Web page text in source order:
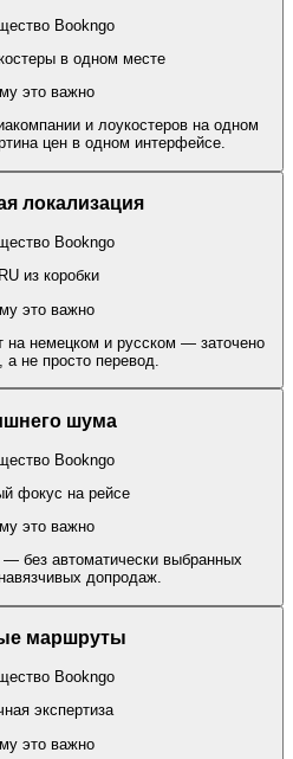
Bookngo
в одном месте
это важно
и лоукостеров на одном
цен в одном интерфейсе.
локализация
Bookngo
из коробки
это важно
на немецком и русском — заточено
а не просто перевод.
шума
Bookngo
фокус на рейсе
это важно
без автоматически выбранных
допродаж.
маршруты
Bookngo
экспертиза
это важно